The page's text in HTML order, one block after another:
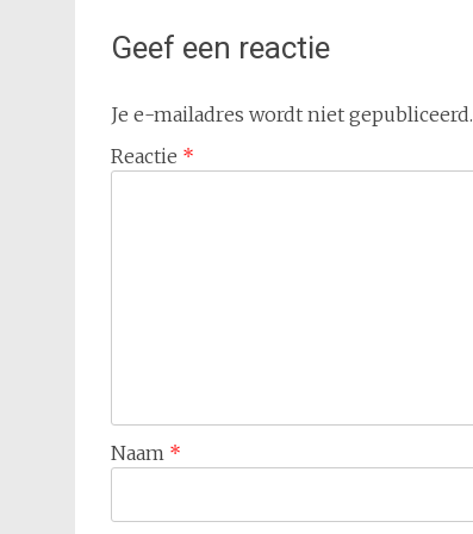
Geef een reactie
Je e-mailadres wordt niet gepubliceerd.
Reactie *
Naam *